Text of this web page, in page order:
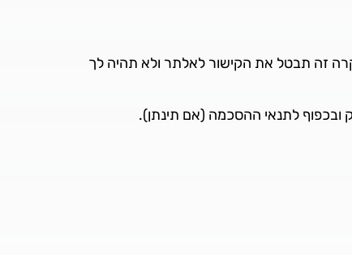
זה תבטל את הקישור לאלתר ולא תהיה לך
לתנאי ההסכמה (אם תינתן).